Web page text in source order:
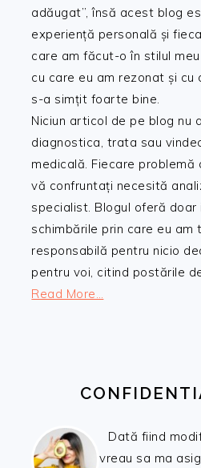
adăugat”, însă acest blog
experiență personală și
care am făcut-o în stilul
cu care eu am rezonat și cu
s-a simțit foarte bine.
Niciun articol de pe blog nu
diagnostica, trata sau
medicală. Fiecare
vă confruntați necesită
specialist. Blogul oferă doar
schimbările prin care eu am
responsabilă pentru nicio
pentru voi, citind postările
Read More…
Dată fiind
vreau sa ma